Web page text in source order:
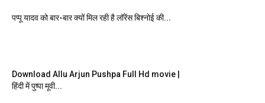
पप्पू यादव को बार-बार क्यों मिल रही है लॉरेंस बिश्नोई की...
Download Allu Arjun Pushpa Full Hd movie |
हिंदी में पुष्पा मूवी...